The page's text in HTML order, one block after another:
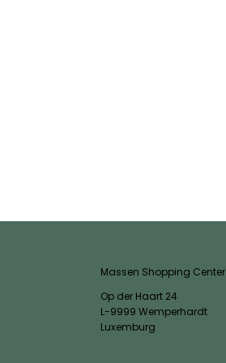
Massen Shopping Center
Op der Haart 24
L-9999 Wemperhardt
Luxemburg